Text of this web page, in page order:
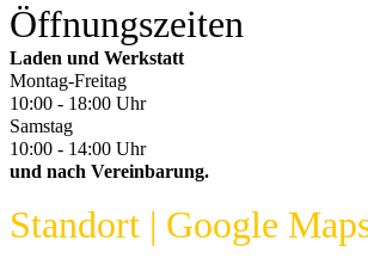
Öffnungszeiten
Laden und Werkstatt
Montag-Freitag
10:00 - 18:00 Uhr
Samstag
10:00 - 14:00 Uhr
und nach Vereinbarung.
Standort | Google